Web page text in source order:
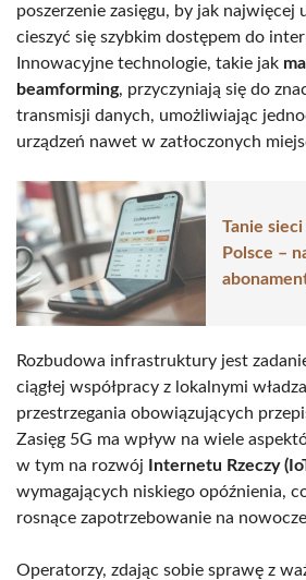
poszerzenie zasięgu, by jak najwięcej
cieszyć się szybkim dostępem do
Innowacyjne technologie, takie jak
beamforming, przyczyniają się do
transmisji danych, umożliwiając
urządzeń nawet w zatłoczonych
Tanie
Polsce –
Rozbudowa infrastruktury jest
ciągłej współpracy z lokalnymi
przestrzegania obowiązujących
Zasięg 5G ma wpływ na wiele
w tym na rozwój
Internetu Rzeczy
wymagających niskiego opóźnienia,
rosnące zapotrzebowanie na
Operatorzy, zdając sobie sprawę z